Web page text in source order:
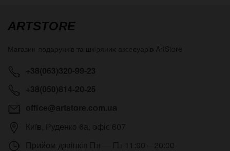
ARTSTORE